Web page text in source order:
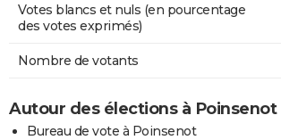
Votes blancs et nuls (en pourcentage
des votes exprimés)
Nombre de votants
Autour des élections à Poinsenot
Bureau de vote à Poinsenot